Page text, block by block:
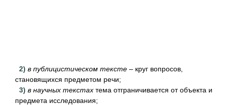
2) в публицистическом тексте – круг вопросов,
становящихся предметом речи;
3) в научных текстах тема отграничивается от объекта и
предмета исследования;